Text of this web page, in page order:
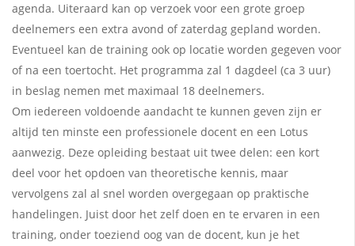
agenda. Uiteraard kan op verzoek voor een grote groep
deelnemers een extra avond of zaterdag gepland worden.
Eventueel kan de training ook op locatie worden gegeven voor
of na een toertocht. Het programma zal 1 dagdeel (ca 3 uur)
in beslag nemen met maximaal 18 deelnemers.
Om iedereen voldoende aandacht te kunnen geven zijn er
altijd ten minste een professionele docent en een Lotus
aanwezig. Deze opleiding bestaat uit twee delen: een kort
deel voor het opdoen van theoretische kennis, maar
vervolgens zal al snel worden overgegaan op praktische
handelingen. Juist door het zelf doen en te ervaren in een
training, onder toeziend oog van de docent, kun je het